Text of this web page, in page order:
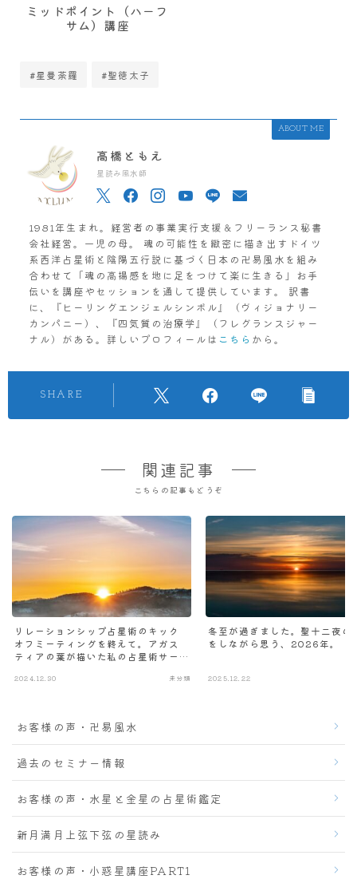
ミッドポイント（ハーフ
サム）講座
#星曼荼羅 #聖徳太子
ABOUT ME
高橋ともえ
星読み風水師
1981年生まれ。経営者の事業実行支援＆フリーランス秘書
会社経営。一児の母。 魂の可能性を緻密に描き出すドイツ
系西洋占星術と陰陽五行説に基づく日本の卍易風水を組み
合わせて「魂の高揚感を地に足をつけて楽に生きる」お手
伝いを講座やセッションを通して提供しています。 訳書
に、『ヒーリングエンジェルシンボル』（ヴィジョナリー
カンパニー）、『四気質の治療学』（フレグランスジャー
ナル）がある。詳しいプロフィールは こちら から。
SHARE
関連記事
こちらの記事もどうぞ
リレーションシップ占星術のキック
オフミーティングを終えて。アガス
ティアの葉が描いた私の占星術サー
2024.12.30 未分類
冬至が過ぎました。聖十二夜の
をしながら思う、2026年。
2025.12.22
お客様の声・卍易風水
過去のセミナー情報
お客様の声・水星と金星の占星術鑑定
新月満月上弦下弦の星読み
お客様の声・小惑星講座PART1